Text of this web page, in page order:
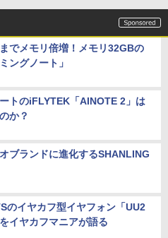
でメモリ倍増！メモリ32GBの
ングノート」
トのiFLYTEK「AINOTE 2」は
か？
ブランドに進化するSHANLING
のイヤカフ型イヤフォン「UU2
イヤカフマニアが語る